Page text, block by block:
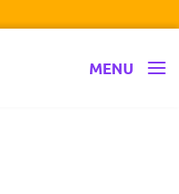
MENU